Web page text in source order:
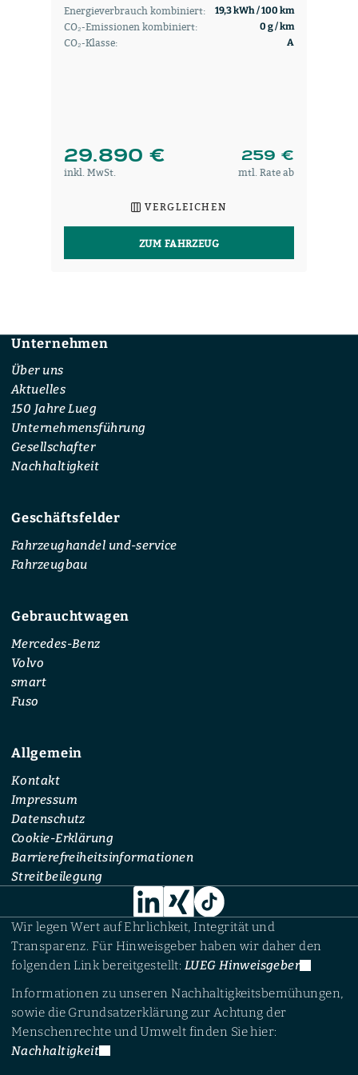
Energieverbrauch kombiniert: 19,3 kWh / 100 km
CO₂-Emissionen kombiniert: 0 g / km
CO₂-Klasse: A
29.890 € 259 €
inkl. MwSt. mtl. Rate ab
VERGLEICHEN
ZUM FAHRZEUG
Footer
Unternehmen
Über uns
Aktuelles
150 Jahre Lueg
Unternehmensführung
Gesellschafter
Nachhaltigkeit
Geschäftsfelder
Fahrzeughandel und-service
Fahrzeugbau
Gebrauchtwagen
Mercedes-Benz
Volvo
smart
Fuso
Allgemein
Kontakt
Impressum
Datenschutz
Cookie-Erklärung
Barrierefreiheitsinformationen
Streitbeilegung
Wir legen Wert auf Ehrlichkeit, Integrität und
Transparenz. Für Hinweisgeber haben wir daher den
folgenden Link bereitgestellt: LUEG Hinweisgeber
Informationen zu unseren Nachhaltigkeitsbemühungen,
sowie die Grundsatzerklärung zur Achtung der
Menschenrechte und Umwelt finden Sie hier:
Nachhaltigkeit